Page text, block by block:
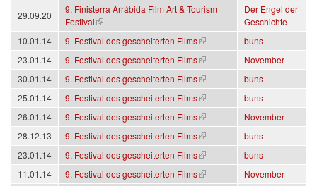
29.09.20
9. Finisterra Arrábida Film Art & Tourism
Festival
(Link ist extern)
Der Engel der
Geschichte
10.01.14
9. Festival des gescheiterten Films
(Link ist extern)
buns
23.01.14
9. Festival des gescheiterten Films
(Link ist extern)
November
30.01.14
9. Festival des gescheiterten Films
(Link ist extern)
buns
25.01.14
9. Festival des gescheiterten Films
(Link ist extern)
buns
26.01.14
9. Festival des gescheiterten Films
(Link ist extern)
November
28.12.13
9. Festival des gescheiterten Films
(Link ist extern)
buns
23.01.14
9. Festival des gescheiterten Films
(Link ist extern)
buns
11.01.14
9. Festival des gescheiterten Films
(Link ist extern)
November